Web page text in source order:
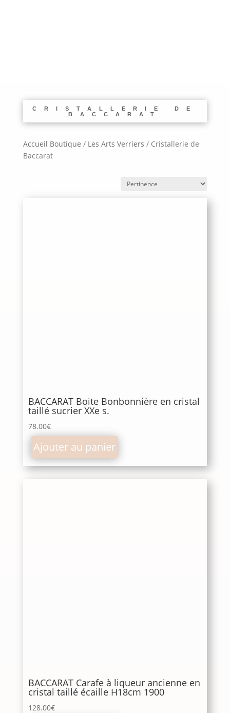
CRISTALLERIE DE
BACCARAT
Accueil Boutique / Les Arts Verriers / Cristallerie de
Baccarat
BACCARAT Boite Bonbonnière en cristal
taillé sucrier XXe s.
78.00€
Ajouter au panier
BACCARAT Carafe à liqueur ancienne en
cristal taillé écaille H18cm 1900
128.00€